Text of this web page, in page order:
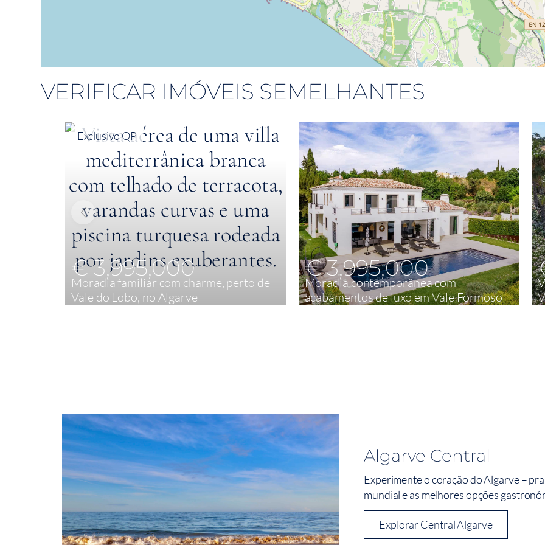
VERIFICAR IMÓVEIS SEMELHANTES
€ 3,995,000
Moradia familiar com charme, perto de
Vale do Lobo, no Algarve
Exclusivo QP
€ 3,995,000
Moradia contemporânea com
acabamentos de luxo em Vale Formoso
Algarve Central
Experimente o coração do Algarve –
mundial e as melhores opções
Explorar Central Algarve